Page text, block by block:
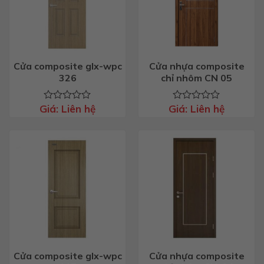
Cửa composite glx-wpc
326
Được
Giá: Liên hệ
Cửa nhựa composite
chỉ nhôm CN 05
Được
0
sao
Giá: Liên hệ
Cửa composite glx-wpc
Cửa nhựa composite